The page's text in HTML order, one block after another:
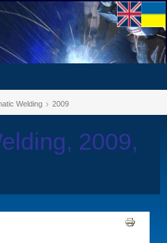
Welding 2009
2009,